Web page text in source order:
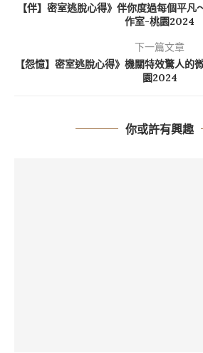
【伴】密室逃脫心得》伴你度過每個平
作室-桃園2024
下一篇文章
【怨憶】密室逃脫心得》機關特效驚人的
園2024
你或許有興趣